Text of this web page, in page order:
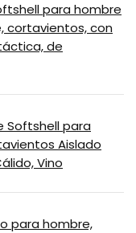
para hombre
cortavientos, con
de
Softshell para
Aislado
Vino
para hombre,